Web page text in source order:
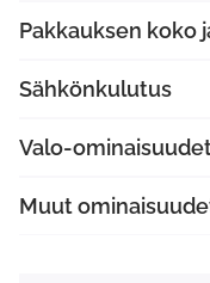
Pakkauksen koko
Sähkönkulutus
Valo-
Muut